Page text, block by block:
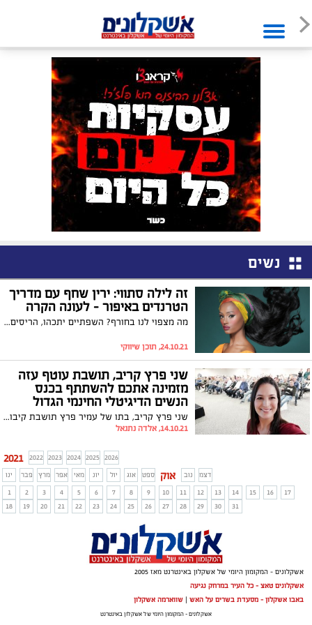
נשים
זה לילה סתווי: ירין שחף עם מדריך
הטרנדים באיפור – לעונה הקרה
מה מצפוי לנו בחורף? השפתיים יתכהו, הריסים יהיו קוצניים והאיליינר ימשיך ללוות, אלא שהפעם הוא בעובי משתנה. גם אם קר ויש רוח, זאת לא סיבה להזניח את תחום הטיפוח. ירין שחף, מנהל בית הספר למקצועות האיפור, הסטיילינג והתסרוקות מסביר איך לאמץ בלי להתאמץ
24.10.21, תוכן שיווקי
שני פרץ קריב, תושבת עוטף עזה
מזמינה אתכם להשתתף בכנס
הנשים הדיגיטלי החינמי הגדול
בישראל
שני פרץ קריב, בתו של עמיר פרץ תושבת קיבוץ ברור חיל נשואה +3 ילדים מרצה ומנטורית בתחום ההופעה מול קהל וההתפתחות האישית, איגדה יחד 30 מרצות פורצות דרך מהארץ ומחו"ל שירצו בכנס שיימשך יומיים וחצי, יתקיים בזום ויכלול 30 הרצאות מרתקות וממוקדות במגוון נושאים. הכנס מיועד לנשים שרוצות לצאת לאור עם הסיפור או הידע שלהן ולקבל השראה וכלים להצלחה והגשמה בכל מעגלי החיים ובעשייה המקצועית שלהן. ילדים
14.10.21, אלדה נתנאל
2021 2022 2023 2024 2025 2026
ינו
פבר מרץ אפר מאי יונ יול אוג ספט אוק נוב
דצמ
1
2 3 4 5 6 7 8 9 10 11 12 13 14 15 16
17
18
19 20 21 22 23 24 25 26 27 28 29 30 31
אשקלונים - המקומון היומי של אשקלון באינטרנט מאז 2005
אשקלונים טאצ - כל העיר במרחק נגיעה
באבו אשקלון - מסעדת בשרים על האש | שווארמה אשקלון
אשקלונים - המקומון היומי של אשקלון באינטרנט